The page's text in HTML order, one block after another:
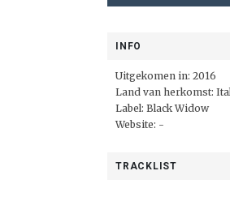
INFO
Uitgekomen in: 2016
Land van herkomst:
Label: Black Widow
Website: -
TRACKLIST